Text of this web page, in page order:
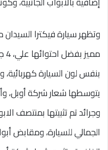
بنفس لون السيارة
يتوسطها شعار شركة أوبل،
وجرائد تم تثبيتها بمنتصف
الجمالي للسيارة، ومقابض